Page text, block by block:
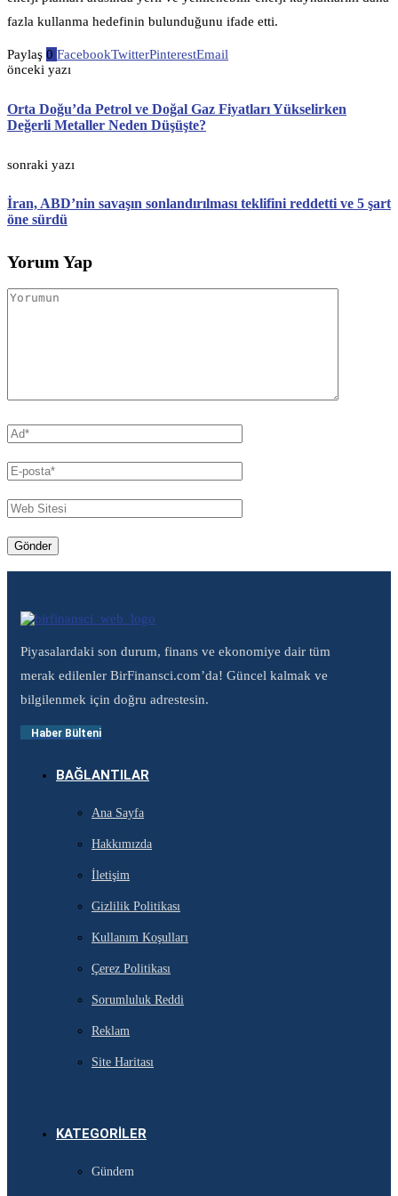
fazla kullanma hedefinin bulunduğunu ifade etti.
Paylaş 0 FacebookTwitterPinterestEmail
önceki yazı
Orta Doğu’da Petrol ve Doğal Gaz Fiyatları Yükselirken
Değerli Metaller Neden Düşüşte?
sonraki yazı
İran, ABD’nin savaşın sonlandırılması teklifini reddetti ve 5 şart
öne sürdü
Yorum Yap
Piyasalardaki son durum, finans ve ekonomiye dair tüm
merak edilenler BirFinansci.com’da! Güncel kalmak ve
bilgilenmek için doğru adrestesin.
Haber Bülteni
BAĞLANTILAR
Ana Sayfa
Hakkımızda
İletişim
Gizlilik Politikası
Kullanım Koşulları
Çerez Politikası
Sorumluluk Reddi
Reklam
Site Haritası
KATEGORILER
Gündem